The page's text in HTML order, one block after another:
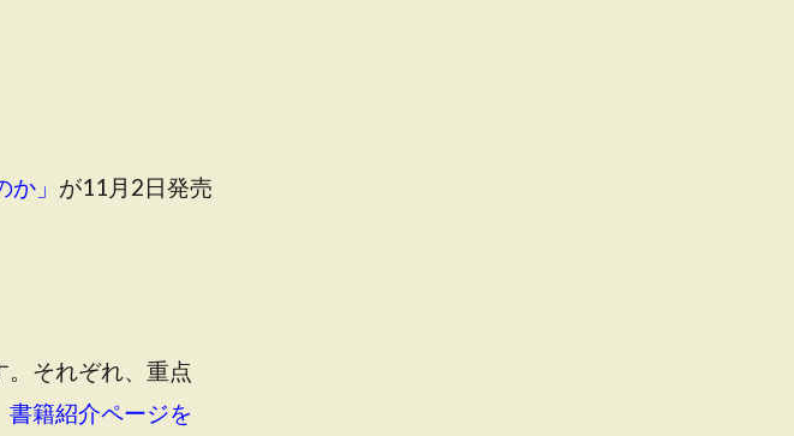
か 」 が11月2日発売
それぞれ、重点
書籍紹介ページを